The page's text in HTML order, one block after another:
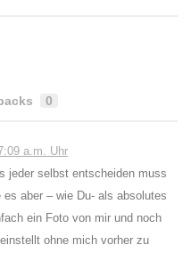
0
a.m. Uhr
jeder selbst entscheiden muss
aber – wie Du- als absolutes
ein Foto von mir und noch
ohne mich vorher zu